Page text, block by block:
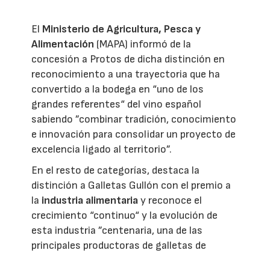
El Ministerio de Agricultura, Pesca y
Alimentación (MAPA) informó de la
concesión a Protos de dicha distinción en
reconocimiento a una trayectoria que ha
convertido a la bodega en “uno de los
grandes referentes“ del vino español
sabiendo ”combinar tradición, conocimiento
e innovación para consolidar un proyecto de
excelencia ligado al territorio”.
En el resto de categorías, destaca la
distinción a Galletas Gullón con el premio a
la industria alimentariay reconoce el
crecimiento “continuo“ y la evolución de
esta industria ”centenaria, una de las
principales productoras de galletas de